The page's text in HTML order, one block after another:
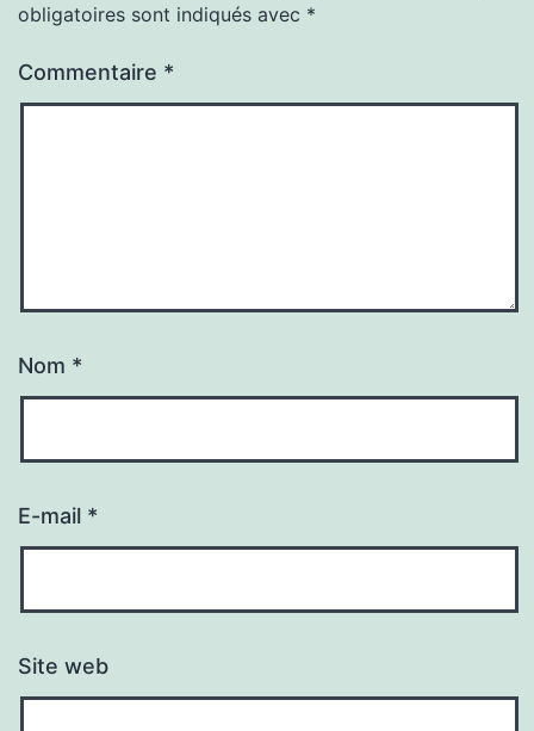
obligatoires sont indiqués avec *
Commentaire *
Nom *
E-mail *
Site web